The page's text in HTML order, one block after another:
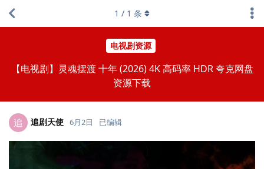
电视剧资源
【电视剧】灵魂摆渡 十年 (2026) 4K 高码率 HDR 夸克网盘
资源下载
1 / 1 条
追 追剧天使 6月2日 已编辑